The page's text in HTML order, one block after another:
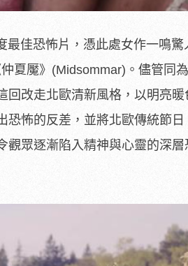
最佳恐怖片，憑此處女作一鳴驚
夏魘》(Midsommar)。儘管同
回改走北歐清新風格，以明亮暖
恐怖的反差，並將北歐傳統節日
觀眾逐漸陷入精神與心靈的深層